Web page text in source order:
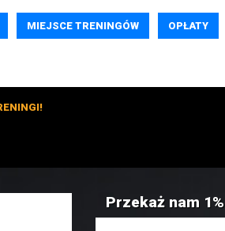
MIEJSCE TRENINGÓW OPŁATY
Przekaż nam